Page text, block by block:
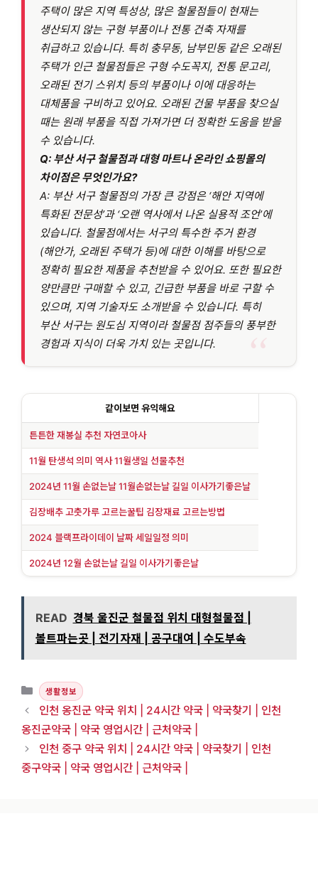
주택이 많은 지역 특성상, 많은 철물점들이 현재는
생산되지 않는 구형 부품이나 전통 건축 자재를
취급하고 있습니다. 특히 충무동, 남부민동 같은 오래된
주택가 인근 철물점들은 구형 수도꼭지, 전통 문고리,
오래된 전기 스위치 등의 부품이나 이에 대응하는
대체품을 구비하고 있어요. 오래된 건물 부품을 찾으실
때는 원래 부품을 직접 가져가면 더 정확한 도움을 받을
수 있습니다.
Q: 부산 서구 철물점과 대형 마트나 온라인 쇼핑몰의
차이점은 무엇인가요?
A: 부산 서구 철물점의 가장 큰 강점은 ‘해안 지역에
특화된 전문성’과 ‘오랜 역사에서 나온 실용적 조언’에
있습니다. 철물점에서는 서구의 특수한 주거 환경
(해안가, 오래된 주택가 등)에 대한 이해를 바탕으로
정확히 필요한 제품을 추천받을 수 있어요. 또한 필요한
양만큼만 구매할 수 있고, 긴급한 부품을 바로 구할 수
있으며, 지역 기술자도 소개받을 수 있습니다. 특히
부산 서구는 원도심 지역이라 철물점 점주들의 풍부한
경험과 지식이 더욱 가치 있는 곳입니다.
같이보면 유익해요
튼튼한 재봉실 추천 자연코아사
11월 탄생석 의미 역사 11월생일 선물추천
2024년 11월 손없는날 11월손없는날 길일 이사가기좋은날
김장배추 고춧가루 고르는꿀팁 김장재료 고르는방법
2024 블랙프라이데이 날짜 세일일정 의미
2024년 12월 손없는날 길일 이사가기좋은날
READ 경북 울진군 철물점 위치 대형철물점 |
볼트파는곳 | 전기자재 | 공구대여 | 수도부속
카테고리
생활정보
인천 옹진군 약국 위치 | 24시간 약국 | 약국찾기 | 인천
옹진군약국 | 약국 영업시간 | 근처약국 |
인천 중구 약국 위치 | 24시간 약국 | 약국찾기 | 인천
중구약국 | 약국 영업시간 | 근처약국 |